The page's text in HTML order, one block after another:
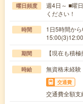
曜日頻度
週4日～ ■曜
ください！
時間
1日5時間か
期間 【現在も積
時給 無資格未経
交通費
交通費全額支